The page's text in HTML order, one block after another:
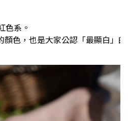
色系。​
顏色，也是大家公認「最顯白」